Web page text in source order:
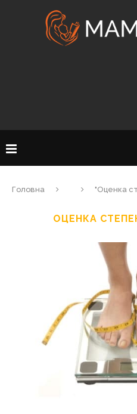
Головна "Оценка
ОЦЕНКА